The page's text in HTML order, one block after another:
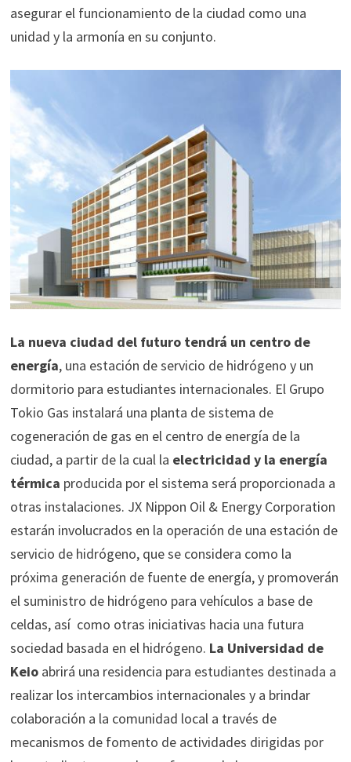
asegurar el funcionamiento de la ciudad como una
unidad y la armonía en su conjunto.
La nueva ciudad del futuro tendrá un centro de
energía, una estación de servicio de hidrógeno y un
dormitorio para estudiantes internacionales. El Grupo
Tokio Gas instalará una planta de sistema de
cogeneración de gas en el centro de energía de la
ciudad, a partir de la cual la electricidad y la energía
térmica producida por el sistema será proporcionada a
otras instalaciones. JX Nippon Oil & Energy Corporation
estarán involucrados en la operación de una estación de
servicio de hidrógeno, que se considera como la
próxima generación de fuente de energía, y promoverán
el suministro de hidrógeno para vehículos a base de
celdas, así como otras iniciativas hacia una futura
sociedad basada en el hidrógeno. La Universidad de
Keioabrirá una residencia para estudiantes destinada a
realizar los intercambios internacionales y a brindar
colaboración a la comunidad local a través de
mecanismos de fomento de actividades dirigidas por